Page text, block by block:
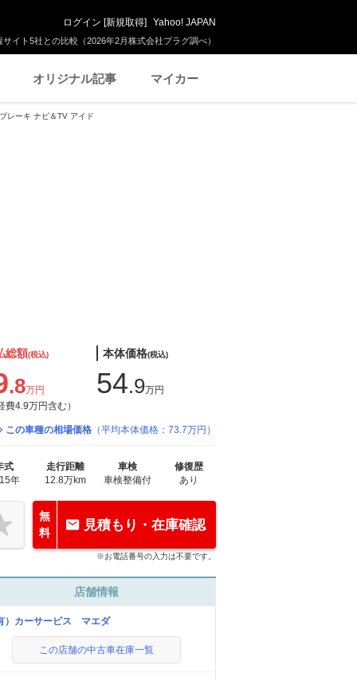
イト5社との比較（2026年2月株式会社プラグ調べ）
ログイン [新規取得] Yahoo! JAPAN
オリジナル記事 マイカー
レーキ ナビ＆TV アイド
総額(税込)
.8万円
費4.9万円含む）
本体価格(税込)
54.9万円
この車種の相場価格 （平均本体価格：73.7万円）
式
年
走行距離
12.8万km
車検
車検整備付
修復歴
あり
無
料
見積もり・在庫確認
※お電話番号の入力は不要です。
店舗情報
）カーサービス マエダ
この店舗の中古車在庫一覧